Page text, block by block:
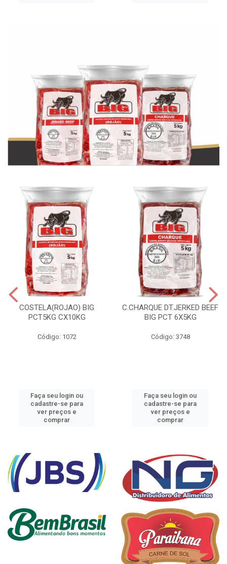
COSTELA(ROJAO) BIG
PCT5KG CX10KG
Código: 1072
Faça seu login ou
cadastre-se para
ver preços e
comprar
C.CHARQUE DT.JERKED BEEF
BIG PCT 6X5KG
Código: 3748
Faça seu login ou
cadastre-se para
ver preços e
comprar